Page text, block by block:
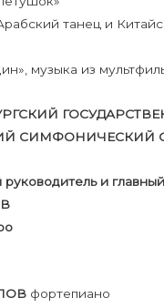
Арабский танец и
музыка из
СИМФОНИЧЕСКИЙ
и
фортепиано